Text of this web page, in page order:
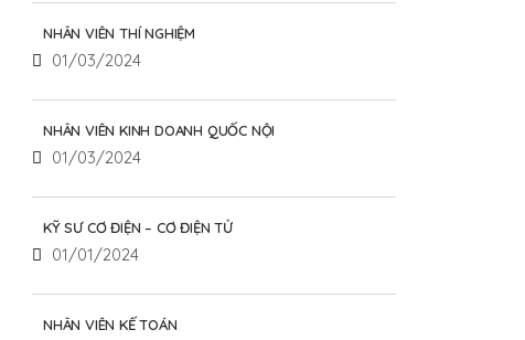
NHÂN VIÊN THÍ NGHIỆM
01/03/2024
NHÂN VIÊN KINH DOANH QUỐC NỘI
01/03/2024
KỸ SƯ CƠ ĐIỆN – CƠ ĐIỆN TỬ
01/01/2024
NHÂN VIÊN KẾ TOÁN